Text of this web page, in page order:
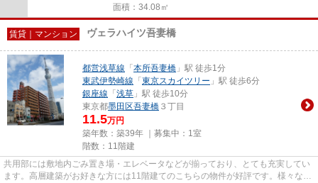
面積：34.08㎡
賃貸｜マンション ヴェラハイツ吾妻橋
都営浅草線 「 本所吾妻橋 」駅 徒歩1分
東武伊勢崎線 「 東京スカイツリー 」駅 徒歩6分
銀座線 「 浅草 」駅 徒歩10分
東京都墨田区吾妻橋 ３丁目
11.5万円
築年数：築39年 ｜募集中： 1室
階数：11階建
共用部には敷地内ごみ置き場・エレベータなどが揃っており、とても充実してい
ます。高層建築がお好きな方には11階建てのこちらの物件が好評です。様々な場